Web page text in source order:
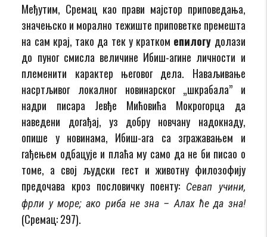
Међутим, Сремац као прави мајстор приповедања,
значењско и морално те­жи­ште приповетке премешта
на сам крај, тако да тек у кратком епилогу долази
до пу­ног смисла величине Ибиш-агине личности и
племенити карактер његовог дела. Наваљивање
насртљивог локалног новинарског „шкрабала” и
надри писара Јевђе Ми­ћовића Мокрогорца да
наведени догађај, уз добру новчану надокнаду,
опише у новинама, Ибиш-ага са згражавањем и
гађењем одбацује и плаћа му само да не би писао о
томе, а свој људски гест и животну филозофију
предочава кроз пословичку поенту: Севап учини,
фрли у море; ако риба не зна – Алах ће да зна!
(Сремац: 297).